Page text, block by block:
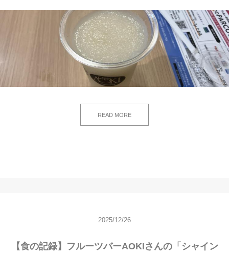
READ MORE
2025/12/26
【食の記録】フルーツバーAOKIさんの「シャイン